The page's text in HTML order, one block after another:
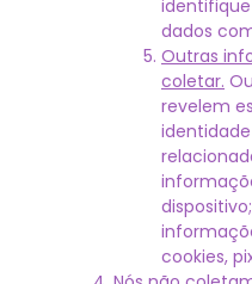
dados
Outras
coletar.
revelem
cookies,